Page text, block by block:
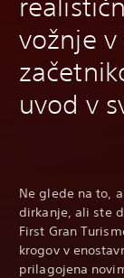
vožnje
uvod v
Ne glede na to,
dirkanje, ali ste
First Gran
krogov v
prilagojena